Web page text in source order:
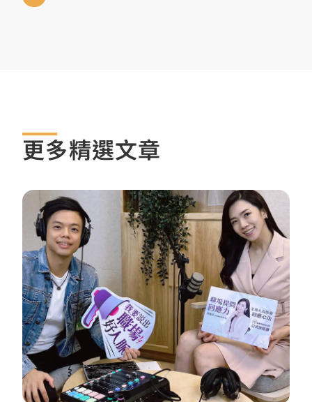
更多精選文章